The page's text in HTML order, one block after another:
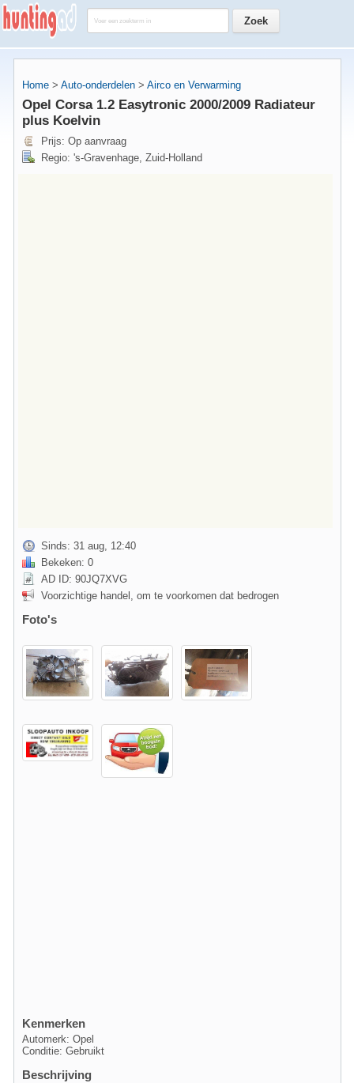
Home > Auto-onderdelen > Airco en Verwarming
Opel Corsa 1.2 Easytronic 2000/2009 Radiateur
plus Koelvin
Prijs: Op aanvraag
Regio: 's-Gravenhage, Zuid-Holland
Sinds: 31 aug, 12:40
Bekeken: 0
AD ID: 90JQ7XVG
Voorzichtige handel, om te voorkomen dat bedrogen
Foto's
Kenmerken
Automerk: Opel
Conditie: Gebruikt
Beschrijving